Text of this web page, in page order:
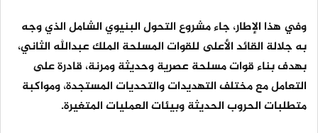
وفي هذا الإطار، جاء مشروع التحول البنيوي الشامل الذي وجه
به جلالة القائد الأعلى للقوات المسلحة الملك عبدالله الثاني،
بهدف بناء قوات مسلحة عصرية وحديثة ومرنة، قادرة على
التعامل مع مختلف التهديدات والتحديات المستجدة، ومواكبة
متطلبات الحروب الحديثة وبيئات العمليات المتغيرة.